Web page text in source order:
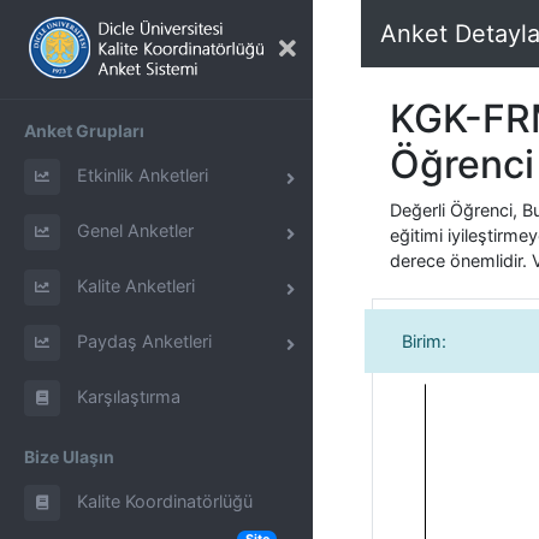
Anket Grupları
Etkinlik Anketleri
Genel Anketler
Kalite Anketleri
Paydaş Anketleri
Karşılaştırma
Bize Ulaşın
Kalite Koordinatörlüğü
Anket
KGK-
Değerli Öğrenci,
eğitimi
derece önemlidir.
Birim: